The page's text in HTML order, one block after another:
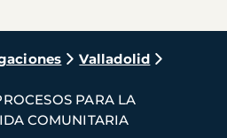
Valladolid
PARA LA
COMUNITARIA